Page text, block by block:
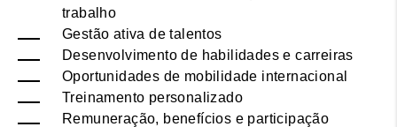
trabalho
Gestão ativa de talentos
Desenvolvimento de habilidades e carreiras
Oportunidades de mobilidade internacional
Treinamento personalizado
Remuneração, benefícios e participação